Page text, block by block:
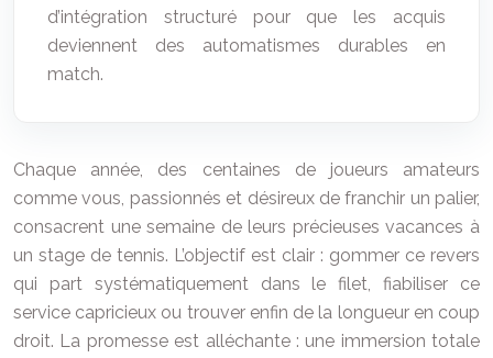
d’intégration structuré pour que les acquis
deviennent des automatismes durables en
match.
Chaque année, des centaines de joueurs amateurs
comme vous, passionnés et désireux de franchir un palier,
consacrent une semaine de leurs précieuses vacances à
un stage de tennis. L’objectif est clair : gommer ce revers
qui part systématiquement dans le filet, fiabiliser ce
service capricieux ou trouver enfin de la longueur en coup
droit. La promesse est alléchante : une immersion totale